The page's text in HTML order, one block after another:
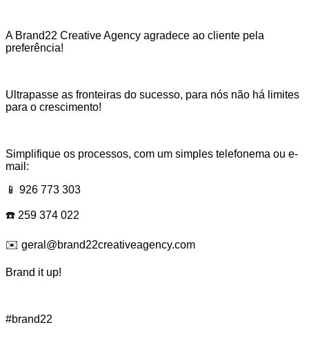
A Brand22 Creative Agency agradece ao cliente pela
preferência!
Ultrapasse as fronteiras do sucesso, para nós não há limites
para o crescimento!
Simplifique os processos, com um simples telefonema ou e-
mail:
📱 926 773 303
☎️ 259 374 022
✉️ geral@brand22creativeagency.com
Brand it up!
#brand22